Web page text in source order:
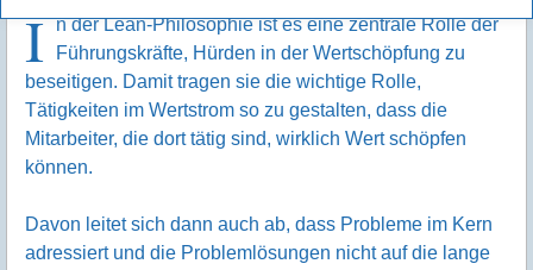
I n der Lean-Philosophie ist es eine zentrale Rolle der
Führungskräfte, Hürden in der Wertschöpfung zu
beseitigen. Damit tragen sie die wichtige Rolle,
Tätigkeiten im Wertstrom so zu gestalten, dass die
Mitarbeiter, die dort tätig sind, wirklich Wert schöpfen
können.
Davon leitet sich dann auch ab, dass Probleme im Kern
adressiert und die Problemlösungen nicht auf die lange